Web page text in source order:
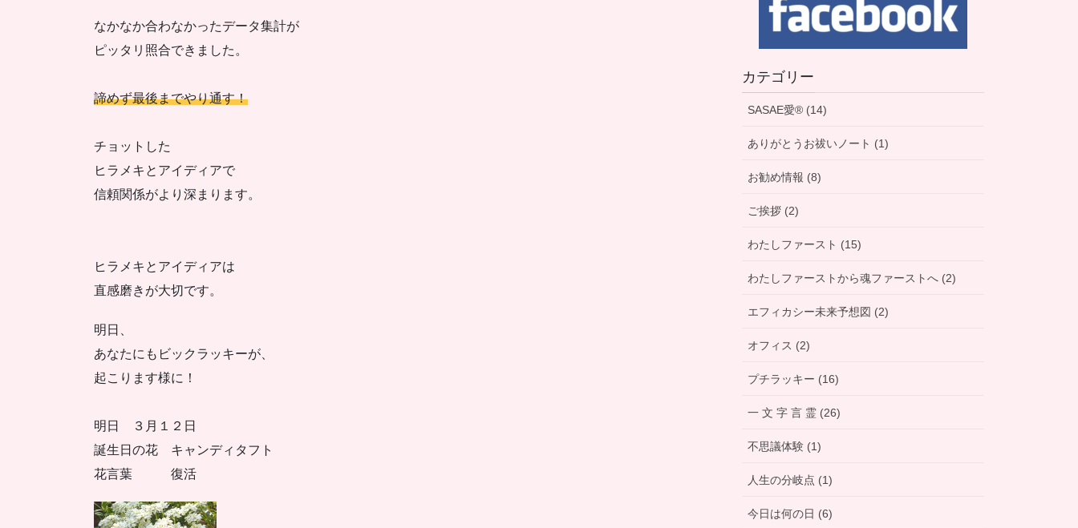
なかなか合わなかったデータ集計が
ピッタリ照合できました。
諦めず最後までやり通す！
チョットした
ヒラメキとアイディアで
信頼関係がより深まります。
ヒラメキとアイディアは
直感磨きが大切です。
明日、
あなたにもビックラッキーが、
起こります様に！
明日 ３月１２日
誕生日の花 キャンディタフト
花言葉 復活
カテゴリー
SASAE愛® (14)
ありがとうお祓いノート (1)
お勧め情報 (8)
ご挨拶 (2)
わたしファースト (15)
わたしファーストから魂ファーストへ (2)
エフィカシー未来予想図 (2)
オフィス (2)
プチラッキー (16)
一 文 字 言 霊 (26)
不思議体験 (1)
人生の分岐点 (1)
今日は何の日 (6)